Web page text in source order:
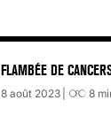
FLAMBÉE DE
8 août 2023 8